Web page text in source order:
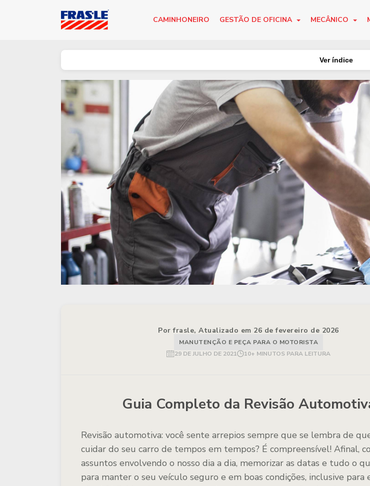
CAMINHONEIRO GESTÃO DE OFICINA MECÂNICO
Ver índice
Por frasle, Atualizado em 26 de fevereiro de 2026
MANUTENÇÃO E PEÇA PARA O MOTORISTA
29 DE JULHO DE 2021
10+ MINUTOS PARA LEITURA
Guia Completo da Revisão
Revisão automotiva: você sente arrepios sempre que se lembra de
cuidar do seu carro de tempos em tempos? É compreensível! Afinal,
assuntos envolvendo o nosso dia a dia, memorizar as datas e tudo o
para manter o seu veículo seguro e em boas condições, inclusive para